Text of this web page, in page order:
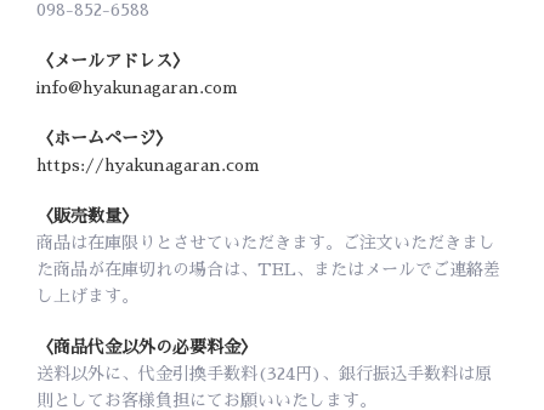
098-852-6588
〈メールアドレス〉
info@hyakunagaran.com
〈ホームページ〉
https://hyakunagaran.com
〈販売数量〉
商品は在庫限りとさせていただきます。ご注文いただきまし
た商品が在庫切れの場合は、TEL、またはメールでご連絡差
し上げます。
〈商品代金以外の必要料金〉
送料以外に、代金引換手数料(324円)、銀行振込手数料は原
則としてお客様負担にてお願いいたします。